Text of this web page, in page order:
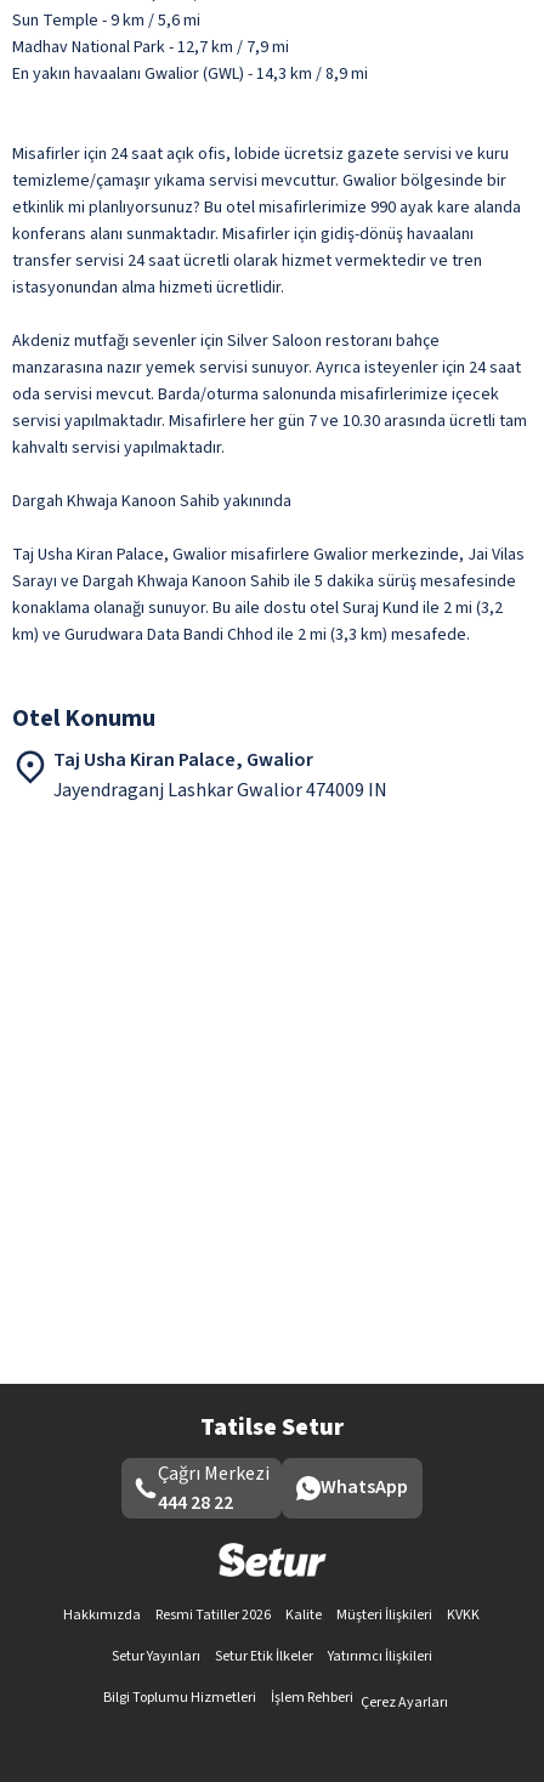
Sun Temple - 9 km / 5,6 mi
Madhav National Park - 12,7 km / 7,9 mi
En yakın havaalanı Gwalior (GWL) - 14,3 km / 8,9 mi
Misafirler için 24 saat açık ofis, lobide ücretsiz gazete servisi ve kuru
temizleme/çamaşır yıkama servisi mevcuttur. Gwalior bölgesinde bir
etkinlik mi planlıyorsunuz? Bu otel misafirlerimize 990 ayak kare alanda
konferans alanı sunmaktadır. Misafirler için gidiş-dönüş havaalanı
transfer servisi 24 saat ücretli olarak hizmet vermektedir ve tren
istasyonundan alma hizmeti ücretlidir.
Akdeniz mutfağı sevenler için Silver Saloon restoranı bahçe
manzarasına nazır yemek servisi sunuyor. Ayrıca isteyenler için 24 saat
oda servisi mevcut. Barda/oturma salonunda misafirlerimize içecek
servisi yapılmaktadır. Misafirlere her gün 7 ve 10.30 arasında ücretli tam
kahvaltı servisi yapılmaktadır.
Dargah Khwaja Kanoon Sahib yakınında
Taj Usha Kiran Palace, Gwalior misafirlere Gwalior merkezinde, Jai Vilas
Sarayı ve Dargah Khwaja Kanoon Sahib ile 5 dakika sürüş mesafesinde
konaklama olanağı sunuyor. Bu aile dostu otel Suraj Kund ile 2 mi (3,2
km) ve Gurudwara Data Bandi Chhod ile 2 mi (3,3 km) mesafede.
Otel Konumu
Taj Usha Kiran Palace, Gwalior
Jayendraganj Lashkar Gwalior 474009 IN
Tatilse Setur
Çağrı Merkezi
444 28 22
WhatsApp
Hakkımızda Resmi Tatiller 2026 Kalite Müşteri İlişkileri
KVKK
Setur Yayınları
Setur Etik İlkeler
Yatırımcı İlişkileri
Bilgi Toplumu Hizmetleri
İşlem Rehberi Çerez Ayarları